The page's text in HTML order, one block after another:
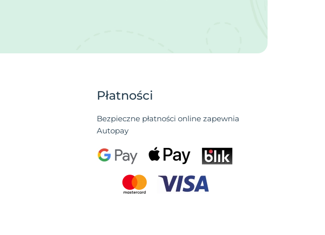
Płatności
Bezpieczne płatności online zapewnia
Autopay